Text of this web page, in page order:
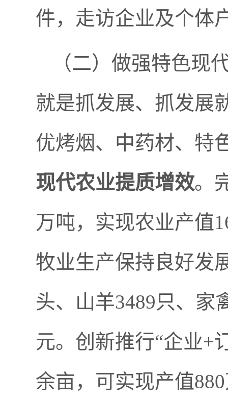
件，走访企业及个体
（二）做强特色现
就是抓发展、抓发展
优烤烟、中药材、特
现代农业提质增效。
万吨，实现农业产值
牧业生产保持良好发
头、山羊3489只、家
元。创新推行“企业+
余亩，可实现产值880